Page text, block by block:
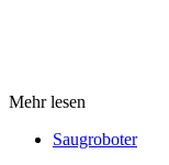
Mehr lesen
Saugroboter